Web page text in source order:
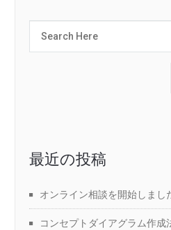
最近の投稿
オンライン相談を開始しまし
コンセプトダイアグラム作成